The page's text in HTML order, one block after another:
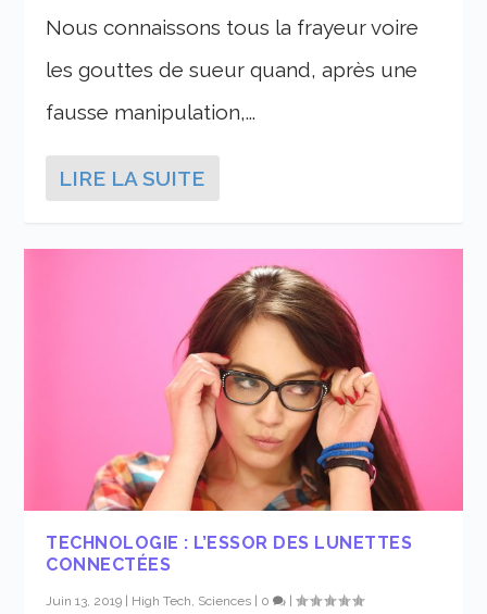
Nous connaissons tous la frayeur voire
les gouttes de sueur quand, après une
fausse manipulation,...
LIRE LA SUITE
TECHNOLOGIE : L’ESSOR DES LUNETTES
CONNECTÉES
Juin 13, 2019 High Tech, Sciences 0 |